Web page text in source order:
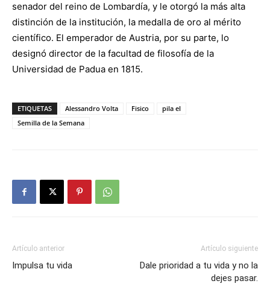
senador del reino de Lombardía, y le otorgó la más alta
distinción de la institución, la medalla de oro al mérito
científico. El emperador de Austria, por su parte, lo
designó director de la facultad de filosofía de la
Universidad de Padua en 1815.
ETIQUETAS Alessandro Volta Fisico
pila el
Semilla de la Semana
Artículo anterior
Impulsa tu vida
Artículo siguiente
Dale prioridad a tu vida y no la
dejes pasar.